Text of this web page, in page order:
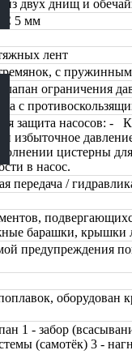
из двух днищ и
5 мм
лент
с
ограничения
с
защита насосов: -
избыточное
цистерны
в насос.
передача /
барашки, крышки
предупреждения
оборудован
1 - забор
(самотёк) 3 -